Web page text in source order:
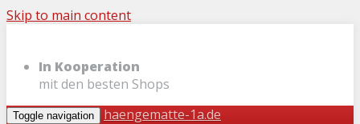
Skip to main content
In Kooperation
mit den besten Shops
Toggle navigation
haengematte-1a.de